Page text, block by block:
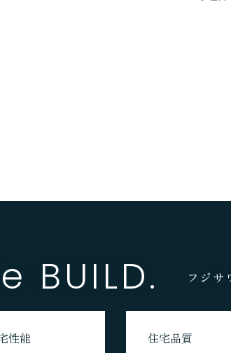
中の方へ
ト情報
イン見積
BUILD. フジ
性能 住宅品質